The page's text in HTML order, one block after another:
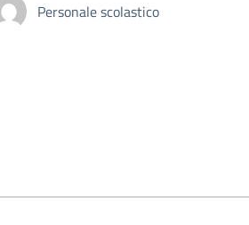
Personale scolastico